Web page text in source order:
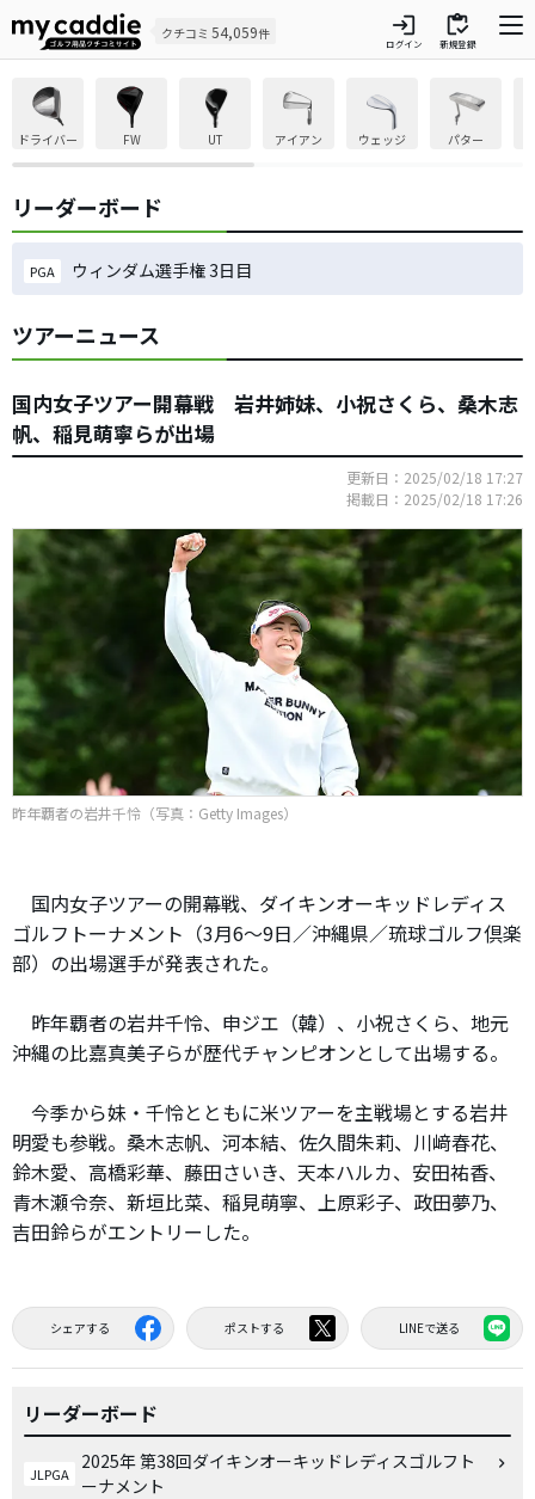
クチコミ 54,059件 login
ログイン
inventory
新規登録
ドライバー FW UT アイアン ウェッジ パター
リーダーボード
PGA ウィンダム選手権 3日目
ツアーニュース
国内女子ツアー開幕戦 岩井姉妹、小祝さくら、桑木志
帆、稲見萌寧らが出場
更新日：2025/02/18 17:27
掲載日：2025/02/18 17:26
昨年覇者の岩井千怜（写真：Getty Images）
国内女子ツアーの開幕戦、ダイキンオーキッドレディス
ゴルフトーナメント（3月6～9日／沖縄県／琉球ゴルフ倶楽
部）の出場選手が発表された。
昨年覇者の岩井千怜、申ジエ（韓）、小祝さくら、地元
沖縄の比嘉真美子らが歴代チャンピオンとして出場する。
今季から妹・千怜とともに米ツアーを主戦場とする岩井
明愛も参戦。桑木志帆、河本結、佐久間朱莉、川﨑春花、
鈴木愛、高橋彩華、藤田さいき、天本ハルカ、安田祐香、
青木瀬令奈、新垣比菜、稲見萌寧、上原彩子、政田夢乃、
吉田鈴らがエントリーした。
シェアする ポストする LINEで送る
リーダーボード
JLPGA
2025年 第38回ダイキンオーキッドレディスゴルフト
ーナメント